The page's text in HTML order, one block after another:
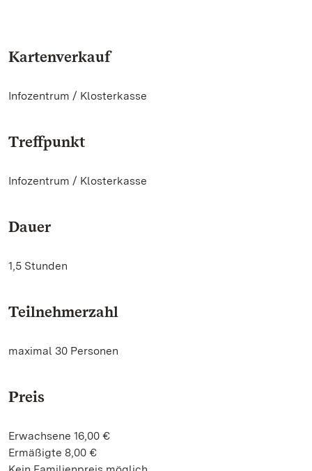
Kartenverkauf
Infozentrum / Klosterkasse
Treffpunkt
Infozentrum / Klosterkasse
Dauer
1,5 Stunden
Teilnehmerzahl
maximal 30 Personen
Preis
Erwachsene 16,00 €
Ermäßigte 8,00 €